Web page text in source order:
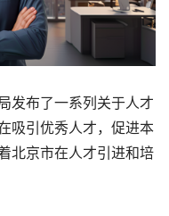
发布了一系列关于人才
吸引优秀人才，促进本
北京市在人才引进和培